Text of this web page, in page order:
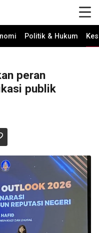
Politik & Hukum
peran
publik